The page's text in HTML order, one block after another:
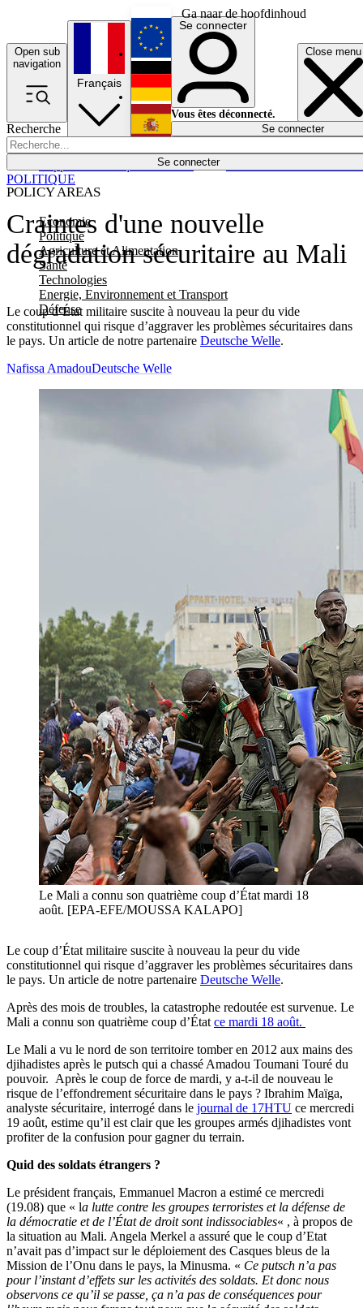
Ga naar de hoofdinhoud
Open sub
navigation
Close menu
Recherche
Se connecter
POLICY AREAS
Economie
Politique
Agriculture et Alimentation
Santé
Technologies
Energie, Environnement et Transport
Défense
Économie
Français
English
Deutsch
Español
Se connecter
Vous êtes déconnecté.
Se connecter
Craintes d'une nouvelle
dégradation sécuritaire au Mali
Le coup d’État militaire suscite à nouveau la peur du vide
constitutionnel qui risque d’aggraver les problèmes sécuritaires dans
le pays. Un article de notre partenaire Deutsche Welle.
POLITIQUE
Nafissa AmadouDeutsche Welle
Le Mali a connu son quatrième coup d’État mardi 18
août. [EPA-EFE/MOUSSA KALAPO]
Le coup d’État militaire suscite à nouveau la peur du vide
constitutionnel qui risque d’aggraver les problèmes sécuritaires dans
le pays. Un article de notre partenaire Deutsche Welle.
Après des mois de troubles, la catastrophe redoutée est survenue. Le
Mali a connu son quatrième coup d’État ce mardi 18 août.
Le Mali a vu le nord de son territoire tomber en 2012 aux mains des
djihadistes après le putsch qui a chassé Amadou Toumani Touré du
pouvoir. Après le coup de force de mardi, y a-t-il de nouveau le
risque de l’effondrement sécuritaire dans le pays ? Ibrahim Maïga,
analyste sécuritaire, interrogé dans le journal de 17HTU ce mercredi
19 août, estime qu’il est clair que les groupes armés djihadistes vont
profiter de la confusion pour gagner du terrain.
Quid des soldats étrangers ?
Le président français, Emmanuel Macron a estimé ce mercredi
(19.08) que « la lutte contre les groupes terroristes et la défense de
la démocratie et de l’État de droit sont indissociables« , à propos de
la situation au Mali. Angela Merkel a assuré que le coup d’Etat
n’avait pas d’impact sur le déploiement des Casques bleus de la
Mission de l’Onu dans le pays, la Minusma. « Ce putsch n’a pas
pour l’instant d’effets sur les activités des soldats. Et donc nous
observons ce qu’il se passe, ça n’a pas de conséquences pour